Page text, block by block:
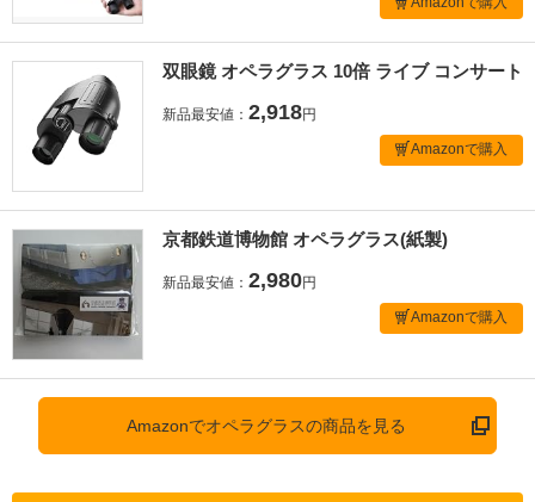
双眼鏡 オペラグラス 10倍 ライブ コンサート
新品最安値： 2,918円
Amazonで購入
京都鉄道博物館 オペラグラス(紙製)
新品最安値： 2,980円
Amazonで購入
Amazonでオペラグラスの商品を見る